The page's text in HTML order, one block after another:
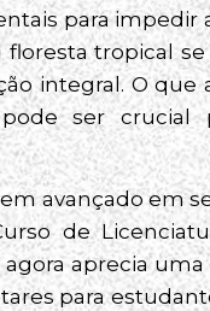
para impedir
tropical
integral. O que
ser crucial
avançado em
de
aprecia
para